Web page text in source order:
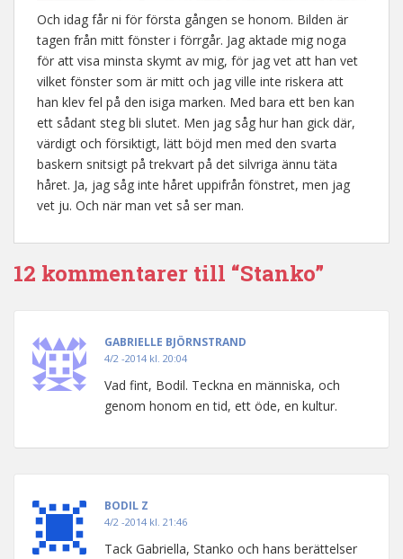
Och idag får ni för första gången se honom. Bilden är
tagen från mitt fönster i förrgår. Jag aktade mig noga
för att visa minsta skymt av mig, för jag vet att han vet
vilket fönster som är mitt och jag ville inte riskera att
han klev fel på den isiga marken. Med bara ett ben kan
ett sådant steg bli slutet. Men jag såg hur han gick där,
värdigt och försiktigt, lätt böjd men med den svarta
baskern snitsigt på trekvart på det silvriga ännu täta
håret. Ja, jag såg inte håret uppifrån fönstret, men jag
vet ju. Och när man vet så ser man.
12 kommentarer till “Stanko”
GABRIELLE BJÖRNSTRAND
4/2 -2014 kl. 20:04
Vad fint, Bodil. Teckna en människa, och
genom honom en tid, ett öde, en kultur.
BODIL Z
4/2 -2014 kl. 21:46
Tack Gabriella, Stanko och hans berättelser